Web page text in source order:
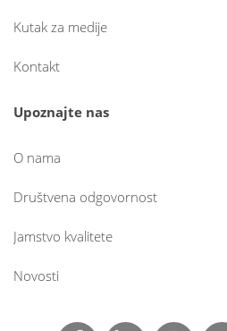
Kutak za medije
Kontakt
Upoznajte nas
O nama
Društvena odgovornost
Jamstvo kvalitete
Novosti